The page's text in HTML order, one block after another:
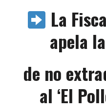
La
apela
de no
al ‘El